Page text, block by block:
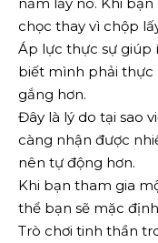
chọc thay vì chộp
Áp lực thực sự giúp
biết mình phải thực
gắng hơn.
Đây là lý do tại sao
càng nhận được
nên tự động hơn.
Khi bạn tham gia
thể bạn sẽ mặc
Trò chơi tinh thần